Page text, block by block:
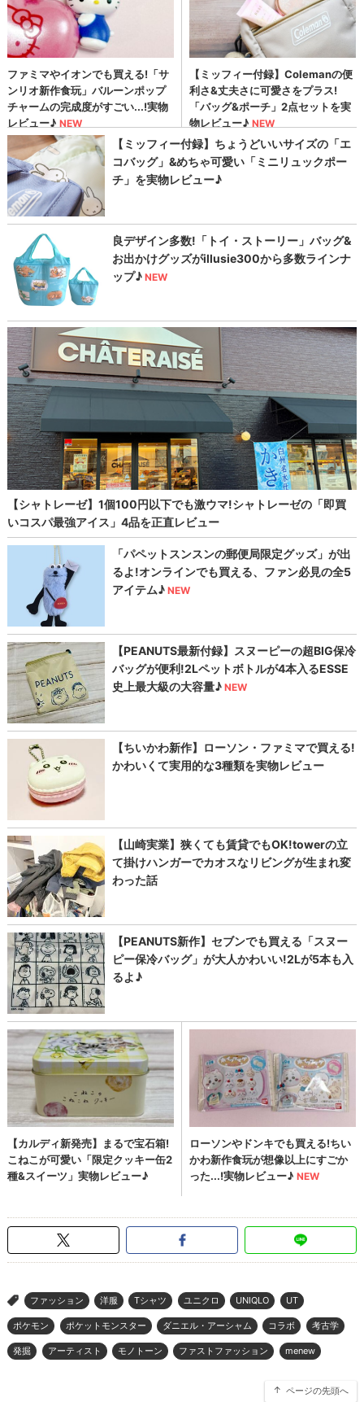
> ファッション 洋服 Tシャツ ユニクロ UNIQLO UT
ポケモン ポケットモンスター ダニエル・アーシャム コラボ 考古学
発掘 アーティスト モノトーン ファストファッション menew
ページの先頭へ